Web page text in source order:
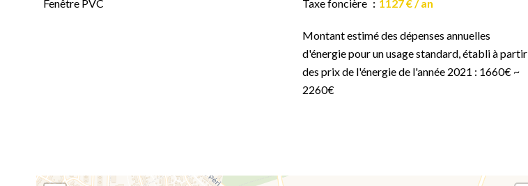
Fenêtre PVC Taxe foncière 1127 € / an
Montant estimé des dépenses annuelles
d'énergie pour un usage standard, établi à partir
des prix de l'énergie de l'année 2021 : 1660€ ~
2260€